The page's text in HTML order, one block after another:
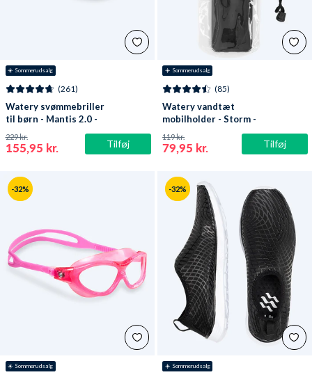
☀️ Sommerudsalg
Tilføj
(261)
Watery svømmebriller
til børn - Mantis 2.0 -
Atlantic Blå/klar
155,95 kr.
229 kr.
☀️ Sommerudsalg
Tilføj
(85)
Watery vandtæt
mobilholder - Storm -
Sort
79,95 kr.
119 kr.
-32%
☀️ Sommerudsalg
-32%
☀️ Sommerudsalg